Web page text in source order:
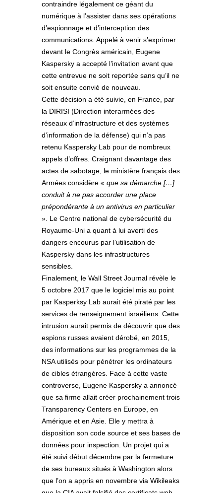
contraindre légalement ce géant du
numérique à l’assister dans ses opérations
d’espionnage et d’interception des
communications. Appelé à venir s’exprimer
devant le Congrès américain, Eugene
Kaspersky a accepté l’invitation avant que
cette entrevue ne soit reportée sans qu’il ne
soit ensuite convié de nouveau.
Cette décision a été suivie, en France, par
la DIRISI (Direction interarmées des
réseaux d’infrastructure et des systèmes
d’information de la défense) qui n’a pas
retenu Kaspersky Lab pour de nombreux
appels d’offres. Craignant davantage des
actes de sabotage, le ministère français des
Armées considère « que sa démarche […]
conduit à ne pas accorder une place
prépondérante à un antivirus en particulier
». Le Centre national de cybersécurité du
Royaume-Uni a quant à lui averti des
dangers encourus par l’utilisation de
Kaspersky dans les infrastructures
sensibles.
Finalement, le Wall Street Journal révèle le
5 octobre 2017 que le logiciel mis au point
par Kasperksy Lab aurait été piraté par les
services de renseignement israéliens. Cette
intrusion aurait permis de découvrir que des
espions russes avaient dérobé, en 2015,
des informations sur les programmes de la
NSA utilisés pour pénétrer les ordinateurs
de cibles étrangères. Face à cette vaste
controverse, Eugene Kaspersky a annoncé
que sa firme allait créer prochainement trois
Transparency Centers en Europe, en
Amérique et en Asie. Elle y mettra à
disposition son code source et ses bases de
données pour inspection. Un projet qui a
été suivi début décembre par la fermeture
de ses bureaux situés à Washington alors
que l’on a appris en novembre via Wikileaks